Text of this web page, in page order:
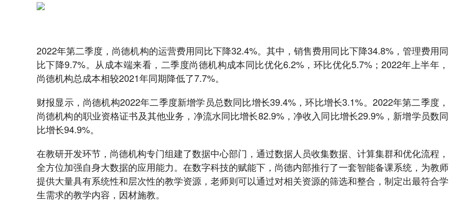
2022年第二季度，尚德机构的运营费用同比下降32.4%。其中，销售费用同比下降34.8%，管理费用同
比下降9.7%。从成本端来看，二季度尚德机构成本同比优化6.2%，环比优化5.7%；2022年上半年，
尚德机构总成本相较2021年同期降低了7.7%。
财报显示，尚德机构2022年二季度新增学员总数同比增长39.4%，环比增长3.1%。2022年第二季度，
尚德机构的职业资格证书及其他业务，净流水同比增长82.9%，净收入同比增长29.9%，新增学员数同
比增长94.9%。
在教研开发环节，尚德机构专门组建了数据中心部门，通过数据人员收集数据、计算集群和优化流程，
全方位加强自身大数据的应用能力。在数字科技的赋能下，尚德内部推行了一套智能备课系统，为教师
提供大量具有系统性和层次性的教学资源，老师则可以通过对相关资源的筛选和整合，制定出最符合学
生需求的教学内容，因材施教。